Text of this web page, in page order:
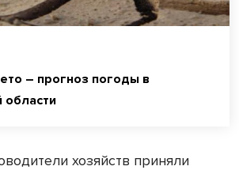
– прогноз погоды в
области
хозяйств приняли